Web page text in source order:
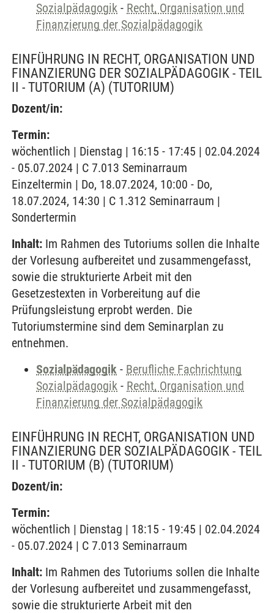
Sozialpädagogik - Recht, Organisation und
Finanzierung der Sozialpädagogik
EINFÜHRUNG IN RECHT, ORGANISATION UND
FINANZIERUNG DER SOZIALPÄDAGOGIK - TEIL
II - TUTORIUM (A) (TUTORIUM)
Dozent/in:
Termin:
wöchentlich | Dienstag | 16:15 - 17:45 | 02.04.2024
- 05.07.2024 | C 7.013 Seminarraum
Einzeltermin | Do, 18.07.2024, 10:00 - Do,
18.07.2024, 14:30 | C 1.312 Seminarraum |
Sondertermin
Inhalt: Im Rahmen des Tutoriums sollen die Inhalte
der Vorlesung aufbereitet und zusammengefasst,
sowie die strukturierte Arbeit mit den
Gesetzestexten in Vorbereitung auf die
Prüfungsleistung erprobt werden. Die
Tutoriumstermine sind dem Seminarplan zu
entnehmen.
Sozialpädagogik - Berufliche Fachrichtung
Sozialpädagogik - Recht, Organisation und
Finanzierung der Sozialpädagogik
EINFÜHRUNG IN RECHT, ORGANISATION UND
FINANZIERUNG DER SOZIALPÄDAGOGIK - TEIL
II - TUTORIUM (B) (TUTORIUM)
Dozent/in:
Termin:
wöchentlich | Dienstag | 18:15 - 19:45 | 02.04.2024
- 05.07.2024 | C 7.013 Seminarraum
Inhalt: Im Rahmen des Tutoriums sollen die Inhalte
der Vorlesung aufbereitet und zusammengefasst,
sowie die strukturierte Arbeit mit den